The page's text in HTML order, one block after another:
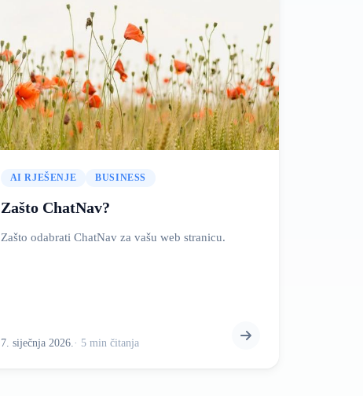
AI RJEŠENJE BUSINESS
Zašto ChatNav?
Zašto odabrati ChatNav za vašu web stranicu.
7. siječnja 2026. · 5min čitanja